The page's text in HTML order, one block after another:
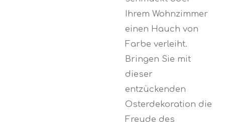
Ihrem Wohnzimmer
einen Hauch von
Farbe verleiht.
Bringen Sie mit
dieser
entzückenden
Osterdekoration die
Freude des